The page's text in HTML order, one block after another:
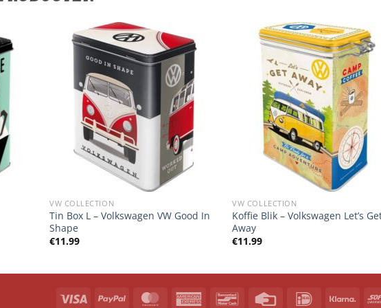
VW COLLECTION
Tin Box L – Volkswagen VW Good In
Shape
€11.99
VW COLLECTION
Koffie Blik – Volkswagen Let’s
Away
€11.99